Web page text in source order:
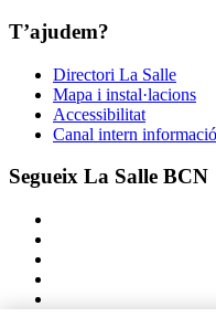
T’ajudem?
Directori La Salle
Mapa i instal·lacions
Accessibilitat
Canal intern informació
Segueix La Salle BCN